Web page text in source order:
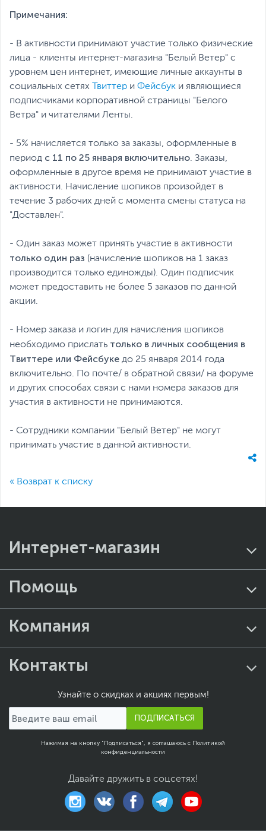
Примечания:
- В активности принимают участие только физические
лица - клиенты интернет-магазина "Белый Ветер" с
уровнем цен интернет, имеющие личные аккаунты в
социальных сетях
Твиттер и Фейсбук и являющиеся
подписчиками корпоративной страницы "Белого
Ветра" и читателями Ленты.
- 5% начисляется только за заказы, оформленные в
период с 11 по 25 января включительно. Заказы,
оформленные в другое время не принимают участие в
активности. Начисление шопиков произойдет в
течение 3 рабочих дней с момента смены статуса на
"Доставлен".
- Один заказ может принять участие в активности
только один раз (начисление шопиков на 1 заказ
производится только единожды). Один подписчик
может предоставить не более 5 заказов по данной
акции.
- Номер заказа и логин для начисления шопиков
необходимо прислать только в личных сообщения в
Твиттере или Фейсбуке до 25 января 2014 года
включительно. По почте/ в обратной связи/ на форуме
и других способах связи с нами номера заказов для
участия в активности не принимаются.
- Сотрудники компании "Белый Ветер" не могут
принимать участие в данной активности.
« Возврат к списку
Интернет-магазин
Помощь
Компания
Контакты
Узнайте о скидках и акциях первым!
ПОДПИСАТЬСЯ
Нажимая на кнопку "Подписаться", я соглашаюсь с Политикой
конфиденциальности
Давайте дружить в соцсетях!